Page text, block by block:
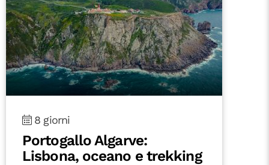
8 giorni
Portogallo Algarve:
Lisbona, oceano e trekking